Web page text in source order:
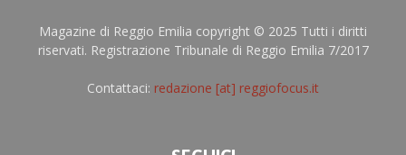
Magazine di Reggio Emilia copyright © 2025 Tutti i diritti
riservati. Registrazione Tribunale di Reggio Emilia 7/2017
Contattaci: redazione [at] reggiofocus.it